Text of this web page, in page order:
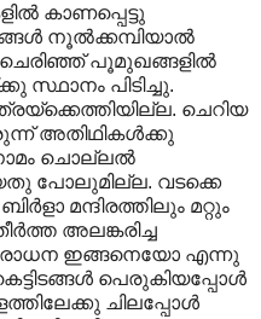
കാണപ്പെട്ടു
നൂല്‍ക്കമ്പിയാല്‍
ചെരിഞ്ഞ്‌ പൂമുഖങ്ങളില്‍
സ്ഥാനം പിടിച്ചു.
ചെറിയ
അതിഥികള്‍ക്കു
ചൊല്ലല്‍
പോലുമില്ല. വടക്കെ
മന്ദിരത്തിലും മറ്റും
അലങ്കരിച്ച
ഇങ്ങനെയോ എന്നു
പെരുകിയപ്പോള്‍
ചിലപ്പോള്‍